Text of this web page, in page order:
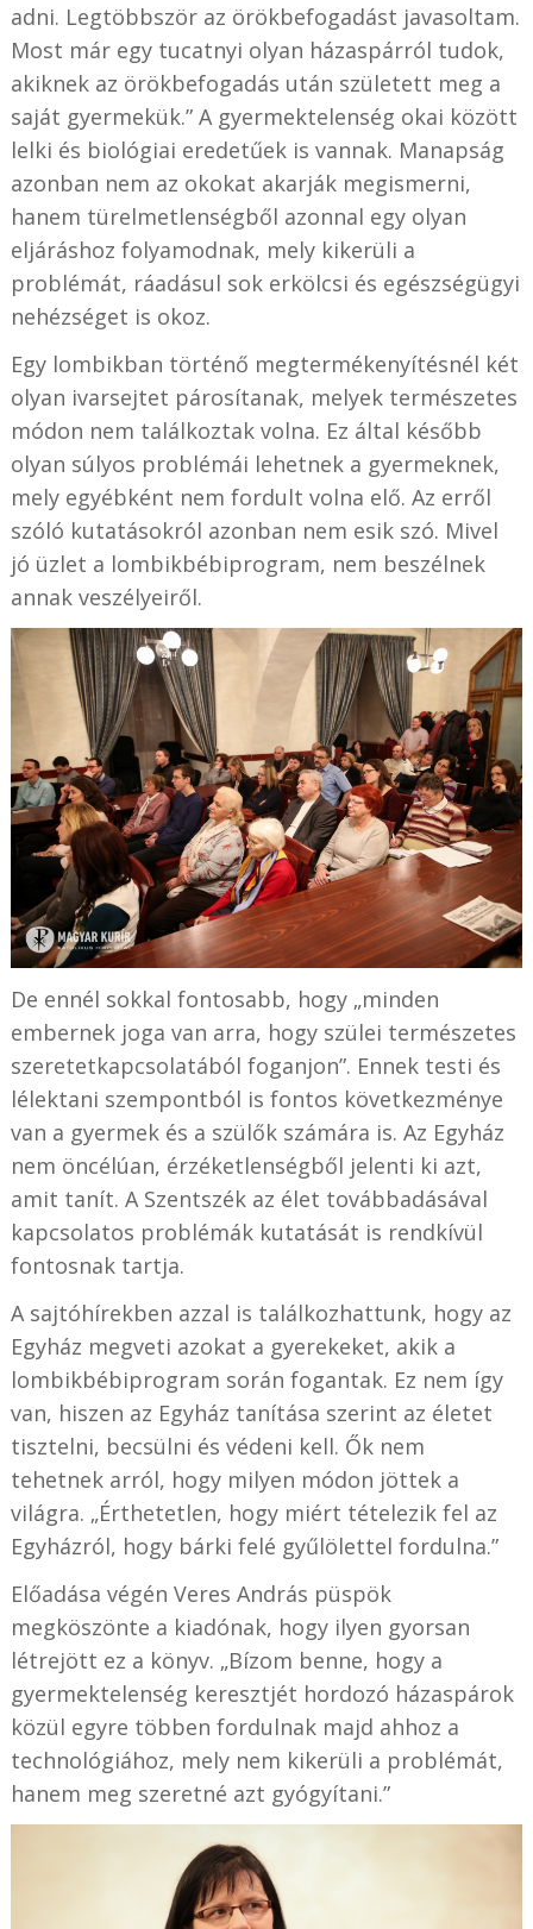
adni. Legtöbbször az örökbefogadást javasoltam.
Most már egy tucatnyi olyan házaspárról tudok,
akiknek az örökbefogadás után született meg a
saját gyermekük.” A gyermektelenség okai között
lelki és biológiai eredetűek is vannak. Manapság
azonban nem az okokat akarják megismerni,
hanem türelmetlenségből azonnal egy olyan
eljáráshoz folyamodnak, mely kikerüli a
problémát, ráadásul sok erkölcsi és egészségügyi
nehézséget is okoz.
Egy lombikban történő megtermékenyítésnél két
olyan ivarsejtet párosítanak, melyek természetes
módon nem találkoztak volna. Ez által később
olyan súlyos problémái lehetnek a gyermeknek,
mely egyébként nem fordult volna elő. Az erről
szóló kutatásokról azonban nem esik szó. Mivel
jó üzlet a lombikbébiprogram, nem beszélnek
annak veszélyeiről.
De ennél sokkal fontosabb, hogy „minden
embernek joga van arra, hogy szülei természetes
szeretetkapcsolatából foganjon”. Ennek testi és
lélektani szempontból is fontos következménye
van a gyermek és a szülők számára is. Az Egyház
nem öncélúan, érzéketlenségből jelenti ki azt,
amit tanít. A Szentszék az élet továbbadásával
kapcsolatos problémák kutatását is rendkívül
fontosnak tartja.
A sajtóhírekben azzal is találkozhattunk, hogy az
Egyház megveti azokat a gyerekeket, akik a
lombikbébiprogram során fogantak. Ez nem így
van, hiszen az Egyház tanítása szerint az életet
tisztelni, becsülni és védeni kell. Ők nem
tehetnek arról, hogy milyen módon jöttek a
világra. „Érthetetlen, hogy miért tételezik fel az
Egyházról, hogy bárki felé gyűlölettel fordulna.”
Előadása végén Veres András püspök
megköszönte a kiadónak, hogy ilyen gyorsan
létrejött ez a könyv. „Bízom benne, hogy a
gyermektelenség keresztjét hordozó házaspárok
közül egyre többen fordulnak majd ahhoz a
technológiához, mely nem kikerüli a problémát,
hanem meg szeretné azt gyógyítani.”